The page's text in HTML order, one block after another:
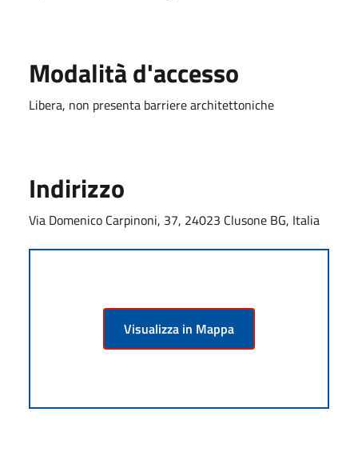
Modalità d'accesso
Libera, non presenta barriere architettoniche
Indirizzo
Via Domenico Carpinoni, 37, 24023 Clusone BG, Italia
Visualizza in Mappa